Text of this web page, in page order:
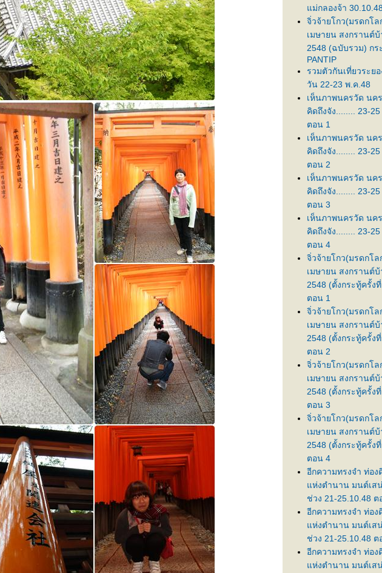
ม่กลองจ้า
จิ่วจ้ายโกว(มรดกโล
เมษายน สงกรานต์บ้
2548 (ฉบับรวม) กร
PANTIP
รวมตัวกันเที่ยวระย
วัน 22-23 พ.ค.48
เห็นภาพนครวัด นค
คิดถึงจัง........ 23-
ตอน 1
เห็นภาพนครวัด นค
คิดถึงจัง........ 23-
ตอน 2
เห็นภาพนครวัด นค
คิดถึงจัง........ 23-
ตอน 3
เห็นภาพนครวัด นค
คิดถึงจัง........ 23-
ตอน 4
จิ่วจ้ายโกว(มรดกโล
เมษายน สงกรานต์บ้
2548 (ตั้งกระทู้ครั้ง
ตอน 1
จิ่วจ้ายโกว(มรดกโล
เมษายน สงกรานต์บ้
2548 (ตั้งกระทู้ครั้ง
ตอน 2
จิ่วจ้ายโกว(มรดกโล
เมษายน สงกรานต์บ้
2548 (ตั้งกระทู้ครั้ง
ตอน 3
จิ่วจ้ายโกว(มรดกโล
เมษายน สงกรานต์บ้
2548 (ตั้งกระทู้ครั้ง
ตอน 4
อีกความทรงจำ ท่อ
ห่งตำนาน มนต์เส
ช่วง 21-25.10.48 ต
อีกความทรงจำ ท่อ
ห่งตำนาน มนต์เส
ช่วง 21-25.10.48 ต
อีกความทรงจำ ท่อ
ห่งตำนาน มนต์เส